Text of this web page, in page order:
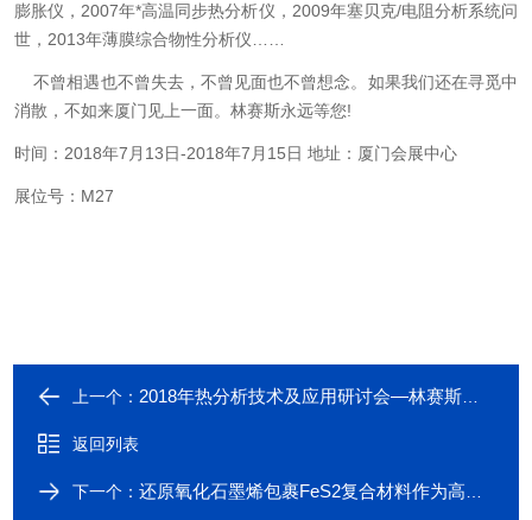
膨胀仪， 2007年*高温同步热分析仪， 2009年塞贝克/电阻分析系统问
世， 2013年薄膜综合物性分析仪……
不曾相遇也不曾失去，不曾见面也不曾想念。如果我们还在寻觅中
消散，不如来厦门见上一面。林赛斯永远等您!
时间： 2018年7 月 13日-2018年7 月 15日 地址：厦门会展中心
展位号： M27
上一个： 2018年热分析技术及应用研讨会—林赛斯在这里敬候您的到来！
返回列表
下一个：还原氧化石墨烯包裹FeS2复合材料作为高性能钠离子电池负极材料